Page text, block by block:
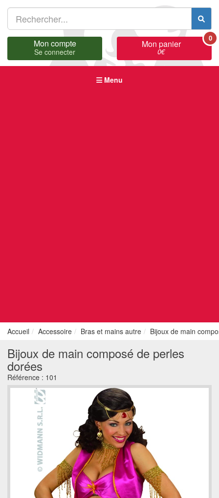
Mon compte
Se connecter
Mon panier
0€
0
Menu
Accueil Accessoire Bras et mains autre Bijoux de main
Bijoux de main composé de perles
dorées
Référence : 101